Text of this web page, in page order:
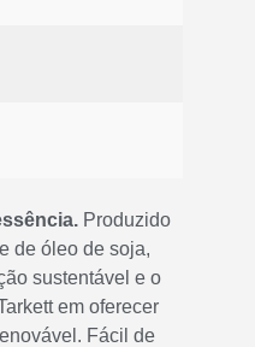
Produzido
de óleo de soja,
sustentável e o
em oferecer
Fácil de